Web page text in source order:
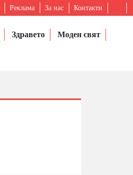
Реклама За нас Контакти
Здравето
Моден свят